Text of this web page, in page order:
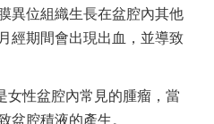
異位組織生長在盆腔內其他
經期間會出現出血，並導致
女性盆腔內常見的腫瘤，當
盆腔積液的產生。